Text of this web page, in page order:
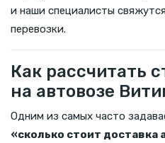
и наши специалисты
перевозки.
Как рассчитать
на автовозе
Одним из самых часто
«сколько стоит доставка